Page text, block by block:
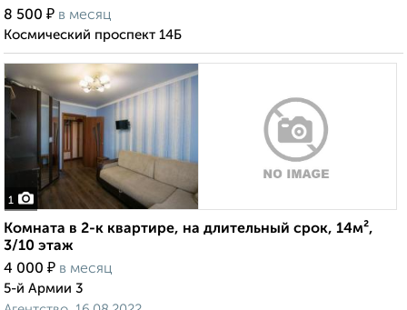
8 500 ₽ в месяц
Космический проспект 14Б
1
Комната в 2-к квартире, на длительный срок, 14м²,
3/10 этаж
4 000 ₽ в месяц
5-й Армии 3